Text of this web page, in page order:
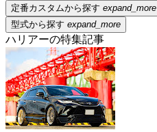
定番カスタムから探す expand_more
型式から探す expand_more
ハリアーの特集記事